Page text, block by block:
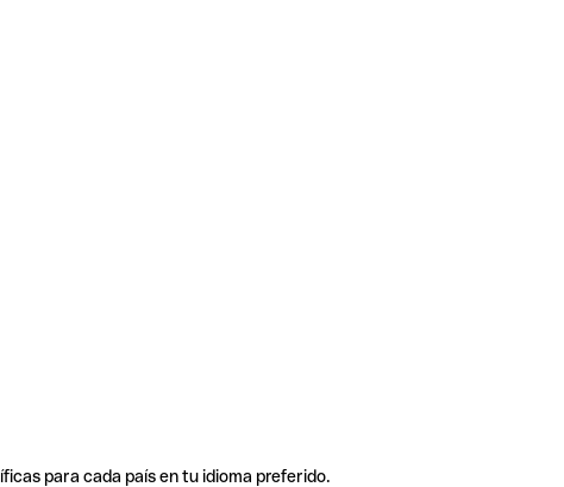
para cada país en tu idioma preferido.